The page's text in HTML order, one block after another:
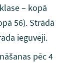
– kopā
56). Strādā
ieguvēji.
pēc 4